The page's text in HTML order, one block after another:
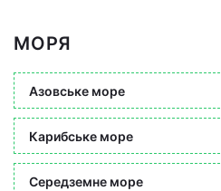
МОРЯ
Азовське море
Карибське море
Середземне море